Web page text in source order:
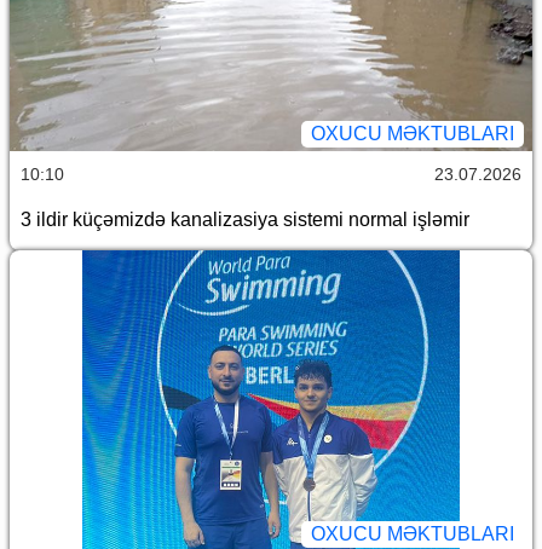
OXUCU MƏKTUBLARI
10:10 23.07.2026
3 ildir küçəmizdə kanalizasiya sistemi normal işləmir
OXUCU MƏKTUBLARI